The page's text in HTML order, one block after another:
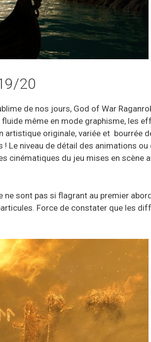
20
de nos jours, God of War
même en mode graphisme, les
originale, variée et bourrée
Le niveau de détail des animations
cinématiques du jeu mises en scène
sont pas si flagrant au premier
Force de constater que les